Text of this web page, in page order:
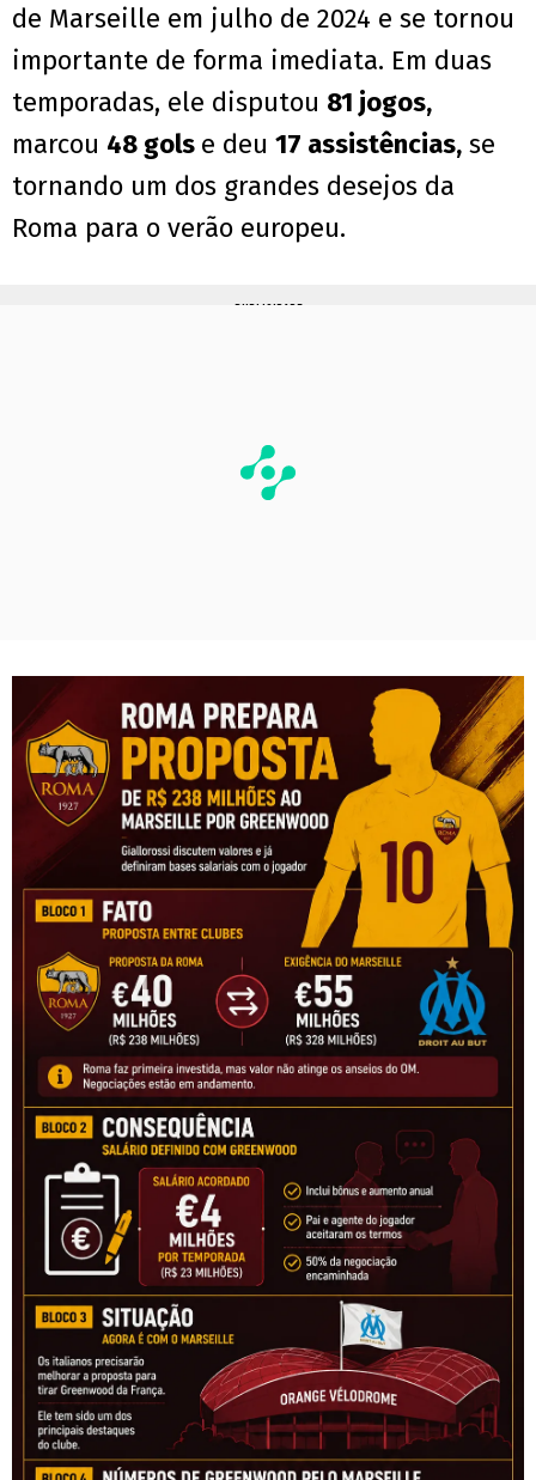
de Marseille em julho de 2024 e se tornou
importante de forma imediata. Em duas
temporadas, ele disputou 81 jogos,
marcou 48 gols e deu 17 assistências, se
tornando um dos grandes desejos da
Roma para o verão europeu.
PUBLICIDADE